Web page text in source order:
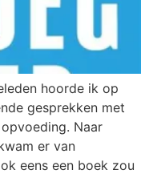
hoorde ik op
gesprekken met
Naar
er van
eens een boek zou